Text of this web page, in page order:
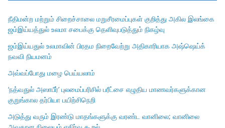
நீதிமன்ற மற்றும் சிறைச்சாலை மறுசீரமைப்புகள் குறித்து அகில இலங்கை
ஜம்இய்யத்துல் உலமா சபைக்கு தெளிவுபடுத்தும் நிகழ்வு
ஜம்இய்யதுல் உலமாவின் பிரதம நிறைவேற்று அதிகாரியாக அஷ்ஷெய்க்
நவவி நியமனம்
அவ்வப்போது மழை பெய்யலாம்
‘நத்வதுல் அஸாபீர்’ புலமைப்பரிசில் பரீட்சை எழுதிய மாணவர்களுக்கான
குறுங்கால தர்பியா பயிற்சிநெறி
அடுத்து வரும் இரண்டு மாதங்களுக்கு வரண்ட வானிலை; வானிலை